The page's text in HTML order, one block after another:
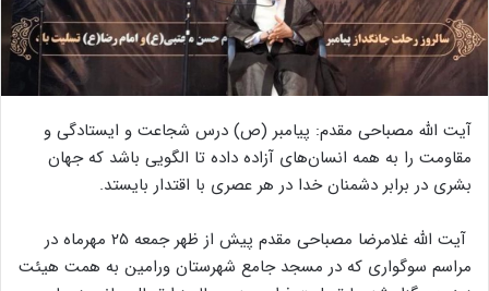
آیت الله مصباحی مقدم: پیامبر (ص) درس شجاعت و ایستادگی و
مقاومت را به همه انسان‌های آزاده داده تا الگویی باشد که جهان
بشری در برابر دشمنان خدا در هر عصری با اقتدار بایستد.
آیت الله غلامرضا مصباحی مقدم پیش از ظهر جمعه ۲۵ مهرماه در
مراسم سوگواری که در مسجد جامع شهرستان ورامین به همت هیئت